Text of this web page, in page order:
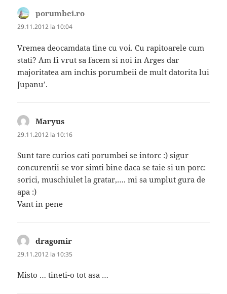
porumbei.ro
29.11.2012 la 10:04
Vremea deocamdata tine cu voi. Cu rapitoarele cum
stati? Am fi vrut sa facem si noi in Arges dar
majoritatea am inchis porumbeii de mult datorita lui
Jupanu’.
Maryus
29.11.2012 la 10:16
Sunt tare curios cati porumbei se intorc :) sigur
concurentii se vor simti bine daca se taie si un porc:
sorici, muschiulet la gratar,…. mi sa umplut gura de
apa :)
Vant in pene
dragomir
29.11.2012 la 10:35
Misto … tineti-o tot asa …